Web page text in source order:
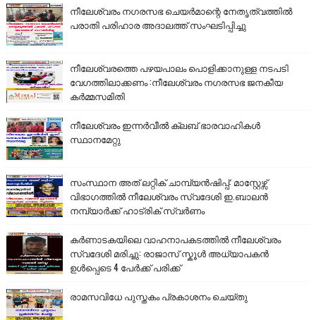
നീലേശ്വരം നഗരസഭ ചെയർമാന്റെ നേതൃത്വത്തിൽ
പരാതി പരിഹാര അദാലത്ത് സംഘടിപ്പിച്ചു
നീലേശ്വരത്തെ പഴയപാലം പൊളിക്കാനുള്ള നടപടി
വേഗത്തിലാക്കണം :നീലേശ്വരം നഗരസഭ ജനകീയ
കർമ്മസമിതി
നീലേശ്വരം ഇന്നർവീൽ ക്ലബ് ഭാരവാഹികൾ
സ്ഥാനമേറ്റു
സംസ്ഥാന അത് ലറ്റിക് ചാമ്പ്യൻഷിപ്പ്: മാസ്റ്റേഴ്സ്
വിഭാഗത്തിൽ നീലേശ്വരം സ്വദേശി ഇ.ബാലൻ
നമ്പ്യാർക്ക് ഹാട്രിക് സ്വർണം
കർണാടകയിലെ വാഹനാപകടത്തിൽ നീലേശ്വരം
സ്വദേശി മരിച്ചു: രാജാസ് സ്കൂൾ അധ്യാപകൻ
ഉൾപ്പെടെ 4 പേർക്ക് പരിക്ക്
രാമസവിധേ പുസ്തകം പ്രകാശനം ചെയ്തു